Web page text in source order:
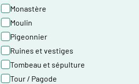
Monastère
Moulin
Pigeonnier
Ruines et vestiges
Tombeau et sépulture
Tour / Pagode